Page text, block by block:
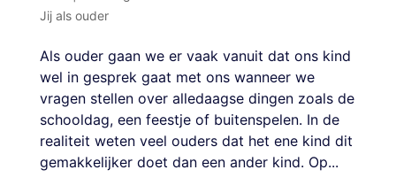
Jij als ouder
Als ouder gaan we er vaak vanuit dat ons kind
wel in gesprek gaat met ons wanneer we
vragen stellen over alledaagse dingen zoals de
schooldag, een feestje of buitenspelen. In de
realiteit weten veel ouders dat het ene kind dit
gemakkelijker doet dan een ander kind. Op...